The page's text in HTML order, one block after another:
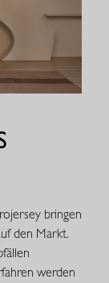
bringen
den Markt.
werden